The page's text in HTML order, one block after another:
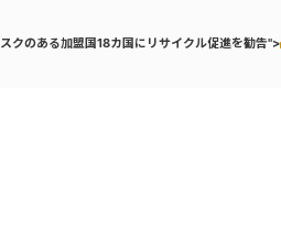
クのある加盟国18カ国にリサイクル促進を勧告">